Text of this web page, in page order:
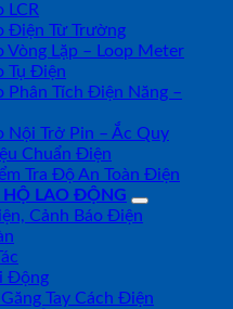
LCR
Điện Từ Trường
Vòng Lặp – Loop Meter
Tụ Điện
Phân Tích Điện Năng –
Nội Trở Pin – Ắc Quy
Chuẩn Điện
Tra Độ An Toàn Điện
HỘ LAO ĐỘNG
Cảnh Báo Điện
Động
Tay Cách Điện